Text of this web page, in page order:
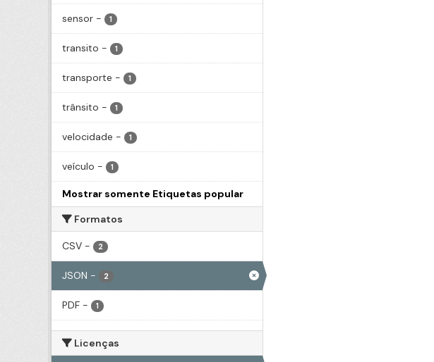
sensor - 1
transito - 1
transporte - 1
trânsito - 1
velocidade - 1
veículo - 1
Mostrar somente Etiquetas popular
Formatos
CSV - 2
JSON - 2
PDF - 1
Licenças